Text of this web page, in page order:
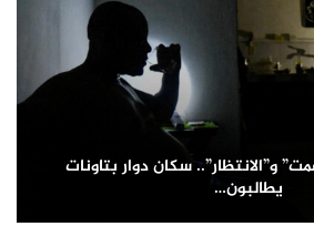
و”الانتظار”.. سكان دوار بتاونات
يطالبون…